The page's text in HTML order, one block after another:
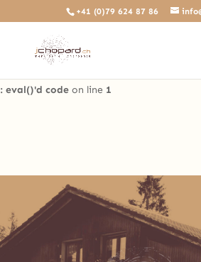
Deprecated: The predefined locally
variable is deprecated, call
instead in
: eval()'d code on line 1
+41 (0)79 624 87 86